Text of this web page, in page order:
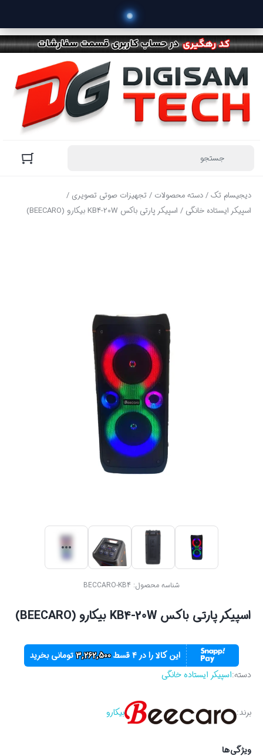
دیجیسام تک/دسته محصولات /تجهیزات صوتی تصویری /
اسپیکر ایستاده خانگی / اسپیکر پارتی باکس KB4-20W بیکارو (BEECARO)
شناسه محصول: BECCARO-KB4
اسپیکر پارتی باکس KB4-20W بیکارو (BEECARO)
این کالا را در ۴ قسط 3,262,500تومانی بخرید
دسته:اسپیکر ایستاده خانگی
برند: بیکارو
ویژگی‌ها
خر